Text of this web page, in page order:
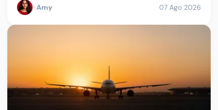
Amy 07 Ago 2026